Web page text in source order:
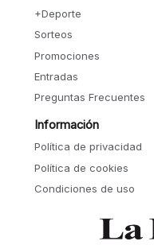
+Deporte
Sorteos
Promociones
Entradas
Preguntas Frecuentes
Información
Política de privacidad
Política de cookies
Condiciones de uso